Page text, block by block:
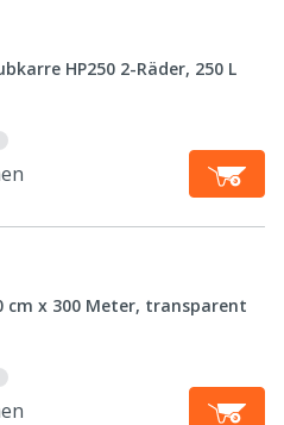
HP250 2-Räder, 250 L
cm x 300 Meter, transparent